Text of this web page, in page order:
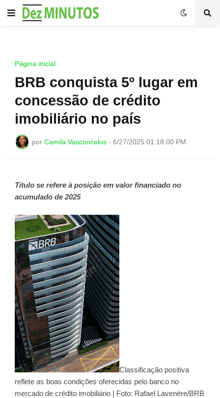
Página inicial
BRB conquista 5º lugar em
concessão de crédito
imobiliário no país
por Camila Vasconcelos - 6/27/2025 01:18:00 PM
Título se refere à posição em valor financiado no
acumulado de 2025
Classificação positiva
reflete as boas condições oferecidas pelo banco no
mercado de crédito imobiliário | Foto: Rafael Lavenère/BRB